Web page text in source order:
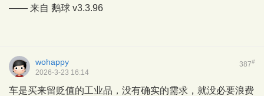
—— 来自 鹅球 v3.3.96
387#
wohappy
2026-3-23 16:14
车是买来留贬值的工业品，没有确实的需求，就没必要浪费